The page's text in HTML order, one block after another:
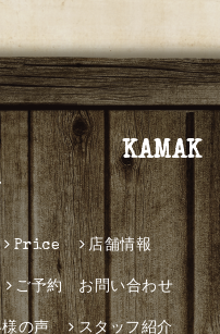
KAMAK
Price 店舗情報
ご予約 お問い合わせ
様の声 スタッフ紹介